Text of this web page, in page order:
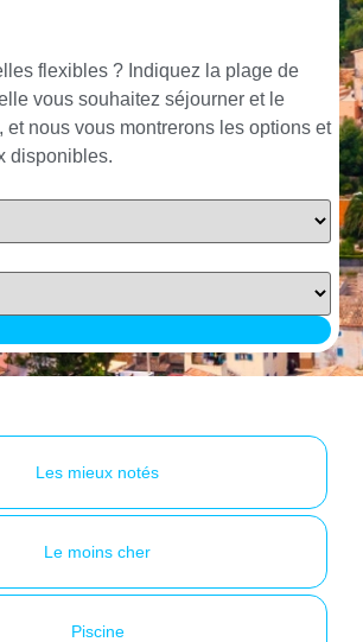
flexibles ? Indiquez la plage de
vous souhaitez séjourner et le
et nous vous montrerons les options et
disponibles.
Les mieux notés
Le moins cher
Piscine